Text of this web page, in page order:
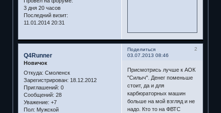
3 дня 20 часов
Последний визит:
11.01.2014 20:31
Поделиться
2
03.07.2013 08:46
Q4Runner
Новичок
Откуда: Смоленск
Зарегистрирован: 18.12.2012
Приглашений: 0
Сообщений: 28
Уважение: +7
Пол: Мужской
Присмотрись лучше к АОК
"Силыч". Денег поменьше
стоит, да и для
карбюраторных машин
больше на мой взгляд и не
надо. Кто то на ФВТС